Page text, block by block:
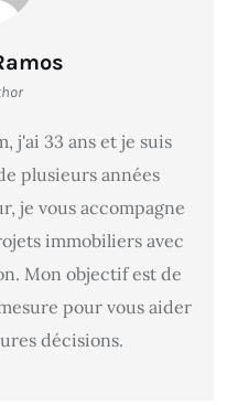
j'ai 33 ans et je suis
plusieurs années
je vous accompagne
immobiliers avec
Mon objectif est de
pour vous aider
décisions.